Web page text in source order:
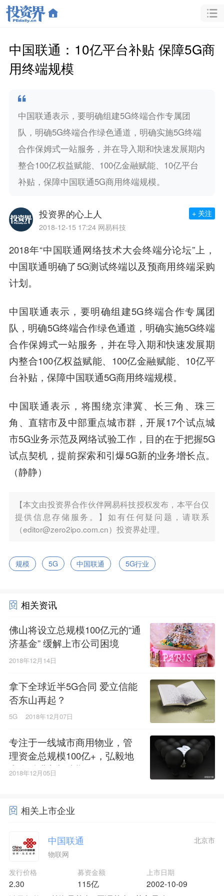
中国联通：10亿平台补贴 保障5G商
用终端规模
中国联通表示，要明确组建5G终端合作专属团
队，明确5G终端合作绿色通道，明确实施5G终端
合作保姆式一站服务，并在导入期和快速发展期内
整合100亿权益赋能、100亿金融赋能、10亿平台
补贴，保障中国联通5G商用终端规模。
投资界的心上人
2018-12-15 17:24 网易科技
+ 关注
2018年“中国联通网络技术大会终端分论坛”上，
中国联通明确了5G测试终端以及预商用终端采购
计划。
中国联通表示，要明确组建5G终端合作专属团
队，明确5G终端合作绿色通道，明确实施5G终端
合作保姆式一站服务，并在导入期和快速发展期
内整合100亿权益赋能、100亿金融赋能、10亿平
台补贴，保障中国联通5G商用终端规模。
中国联通表示，将围绕京津冀、长三角、珠三
角、直辖市及中部重点城市群，开展17个试点城
市5G业务示范及网络试验工作，目的在于把握5G
试点契机，提前探索和引爆5G新的业务增长点。
（静静）
【本文由投资界合作伙伴网易科技授权发布，本平台仅
提供信息存储服务。】如有任何疑问题，请联系
（editor@zero2ipo.com.cn）投资界处理。
规模 5G 中国联通 5G行业
相关资讯
佛山将设立总规模100亿元的“通
济基金” 缓解上市公司困境
2018年12月14日
拿下全球近半5G合同 爱立信能
否东山再起？
5G 2018年12月07日
专注于一线城市商用物业，管
理资金总规模100亿+，弘毅地
产金融进入加速期
2018年12月05日
相关上市企业
中国联通
物联网
北京市
发行价格
2.30
募资金额
115亿
上市日期
2002-10-09